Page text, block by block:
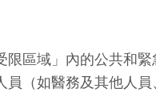
區域」內的公共和緊
員（如醫務及其他人員